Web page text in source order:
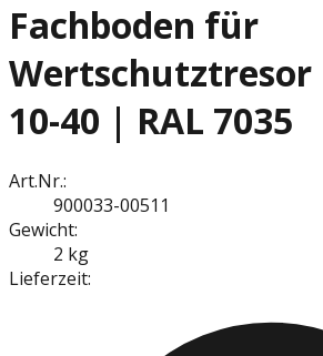
Fachboden für
Wertschutztresor
10-40 | RAL 7035
Art.Nr.:
900033-00511
Gewicht:
2 kg
Lieferzeit: